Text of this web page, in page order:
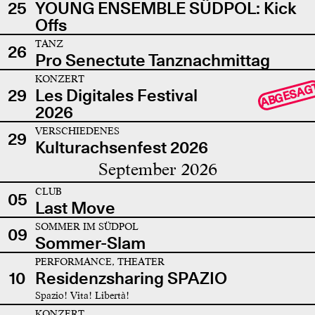
25 YOUNG ENSEMBLE SÜDPOL: Kick
Offs
26
TANZ
Pro Senectute Tanznachmittag
29
KONZERT
Les Digitales Festival
2026
29 VERSCHIEDENES
Kulturachsenfest 2026
September 2026
05 CLUB
Last Move
09
SOMMER IM SÜDPOL
Sommer-Slam
10
PERFORMANCE, THEATER
Residenzsharing SPAZIO
Spazio! Vita! Libertà!